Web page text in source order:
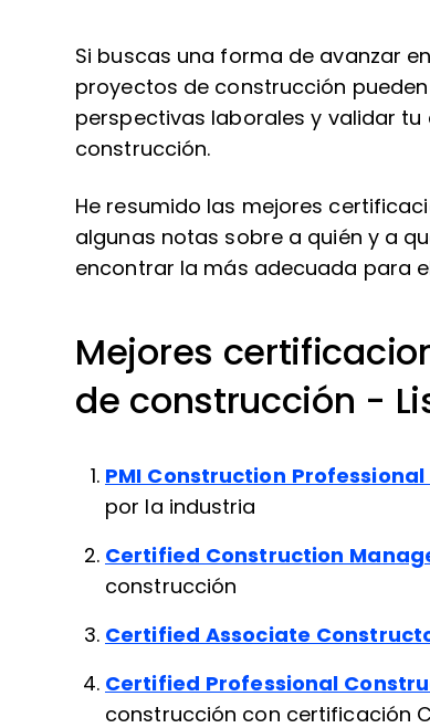
Si buscas una forma de avanzar
proyectos de construcción
perspectivas laborales y validar
construcción.
He resumido las mejores
algunas notas sobre a quién y a
encontrar la más adecuada para
Mejores
de construcción -
PMI Construction
por la industria
Certified Construction
construcción
Certified Associate
Certified Professional
construcción con certificación